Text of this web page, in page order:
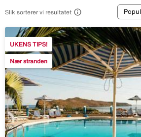
Slik sorterer vi resultatet 
UKENS TIPS!
Nær stranden